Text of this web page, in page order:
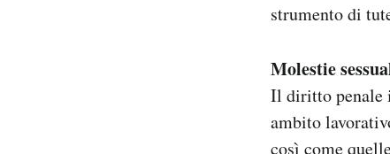
strumento di
Molestie
Il diritto penale
ambito
così come